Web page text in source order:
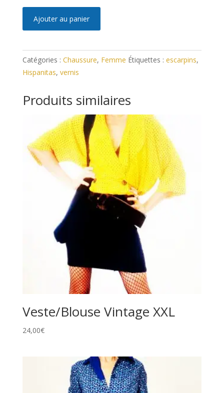
Hispanitas
38
Ajouter au panier
e
r
i
e
Catégories : Chaussure, Femme Étiquettes : escarpins,
Hispanitas, vernis
Produits similaires
Veste/Blouse Vintage XXL
24,00€